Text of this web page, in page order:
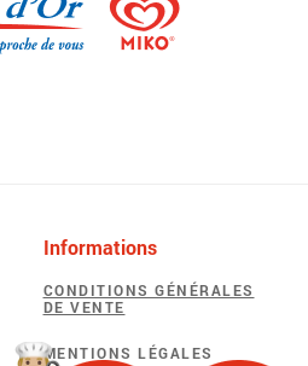
Informations
CONDITIONS GÉNÉRALES
DE VENTE
MENTIONS LÉGALES